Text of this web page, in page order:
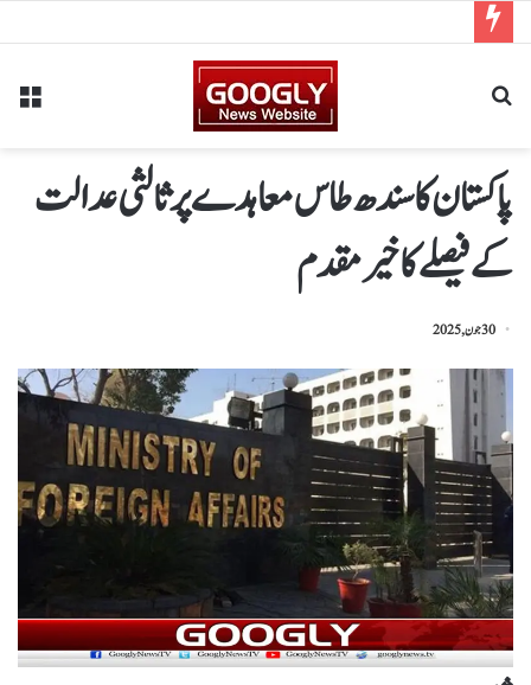
پاکستان کا سندھ طاس معاہدےپرثالثی عدالت
کےفیصلےکاخیرمقدم
30 جون, 2025